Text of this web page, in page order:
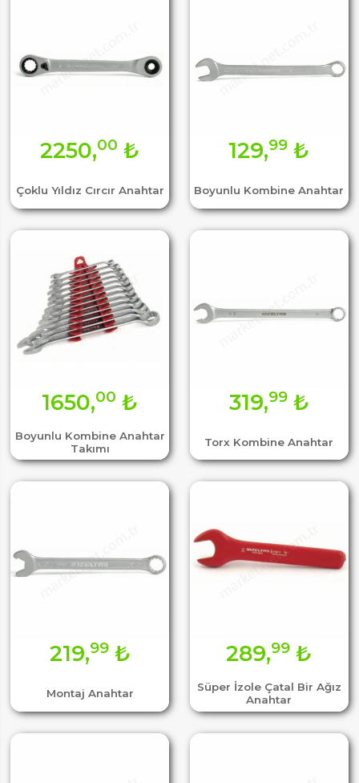
Çoklu Yıldız Cırcır Anahtar
2250,00 ₺
Boyunlu Kombine Anahtar
129,99 ₺
Boyunlu Kombine Anahtar
Takımı
1650,00 ₺
Torx Kombine Anahtar
319,99₺
Montaj Anahtar
219,99₺
Süper İzole Çatal Bir Ağız
Anahtar
289,99 ₺